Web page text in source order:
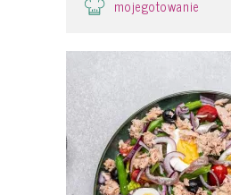
mojegotowanie